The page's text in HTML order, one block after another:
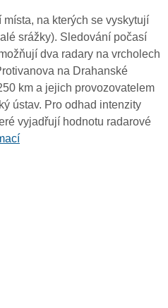
na kterých se vyskytují
srážky). Sledování počasí
dva radary na vrcholech
na Drahanské
km a jejich provozovatelem
ústav. Pro odhad intenzity
vyjadřují hodnotu radarové